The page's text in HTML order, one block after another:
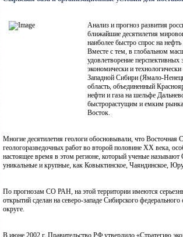
Анализ и прогноз развития
ближайшие десятилетия
наиболее быстро спрос на
Вместе с тем, в глобальном
удовлетворение
экономически и
Западной Сибири (Ямало-
область, объединенный
нефти и газа на шельфе
быстрорастущим и емким
Восток.
Многие десятилетия геологи обосновывали, что
геологоразведочных работ во второй половине XX века,
настоящее время в этом регионе, который ученые
уникальные и крупные, как Ковыктинское, Чаяндинское,
По прогнозам СО РАН, на этой территории имеются
открытий сделан на северо-западе Сибирского
округе.
В июне 2002 г. Правительство РФ утвердило «Стратегию